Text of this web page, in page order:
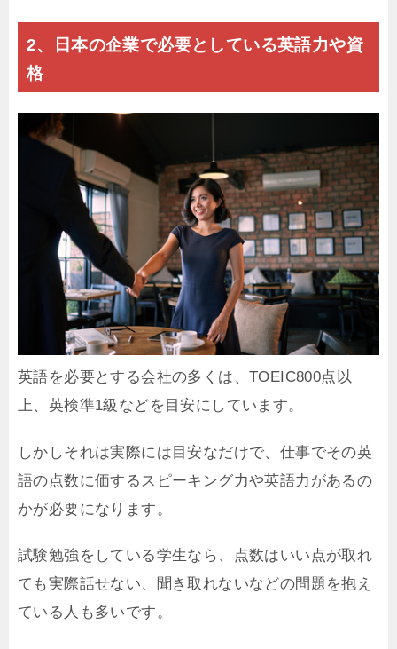
2、日本の企業で必要としている英語力や資
格
英語を必要とする会社の多くは、TOEIC800点以
上、英検準1級などを目安にしています。
しかしそれは実際には目安なだけで、仕事でその英
語の点数に価するスピーキング力や英語力があるの
かが必要になります。
試験勉強をしている学生なら、点数はいい点が取れ
ても実際話せない、聞き取れないなどの問題を抱え
ている人も多いです。